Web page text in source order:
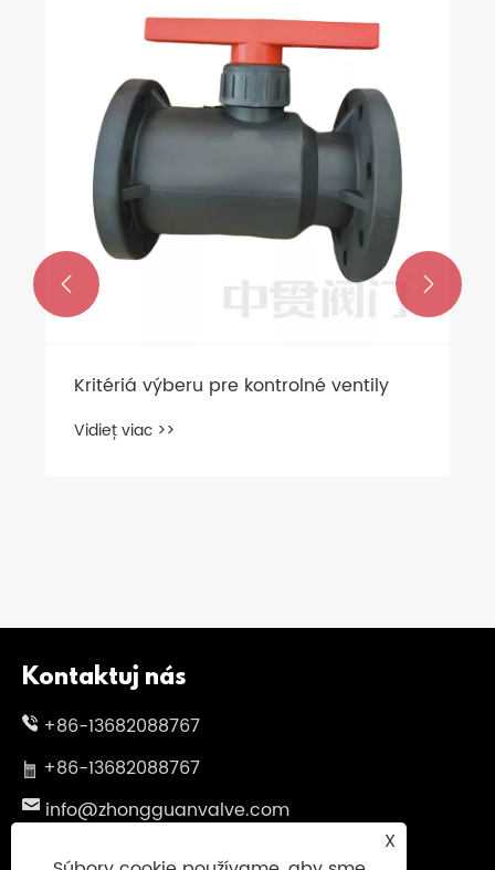
Kritériá výberu pre kontrolné ventily
Vidieť viac >>
 
Kontaktuj nás
+86-13682088767
+86-13682088767
info@zhongguanvalve.com
Č. 838, Oubei Avenue, Yongjia County,
X